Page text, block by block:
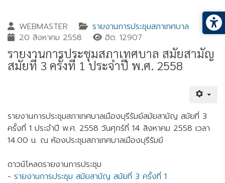
WEBMASTER
รายงานการประชุมสภาเทศบาล
20 สิงหาคม 2558
ฮิต: 12907
รายงานการประชุมสภาเทศบาล สมัยสามัญ
สมัยที่ 3 ครั้งที่ 1 ประจำปี พ.ศ. 2558
รายงานการประชุมสภาเทศบาลเมืองบุรีรัมย์สมัยสามัญ สมัยที่ 3
ครั้งที่ 1 ประจำปี พ.ศ. 2558 วันศุกร์ที่ 14 สิงหาคม 2558 เวลา
14.00 น. ณ ห้องประชุมสภาเทศบาลเมืองบุรีรัมย์
ดาวน์โหลดรายงานการประชุม
- รายงานการประชุม สมัยสามัญ สมัยที่ 3 ครั้งที่ 1